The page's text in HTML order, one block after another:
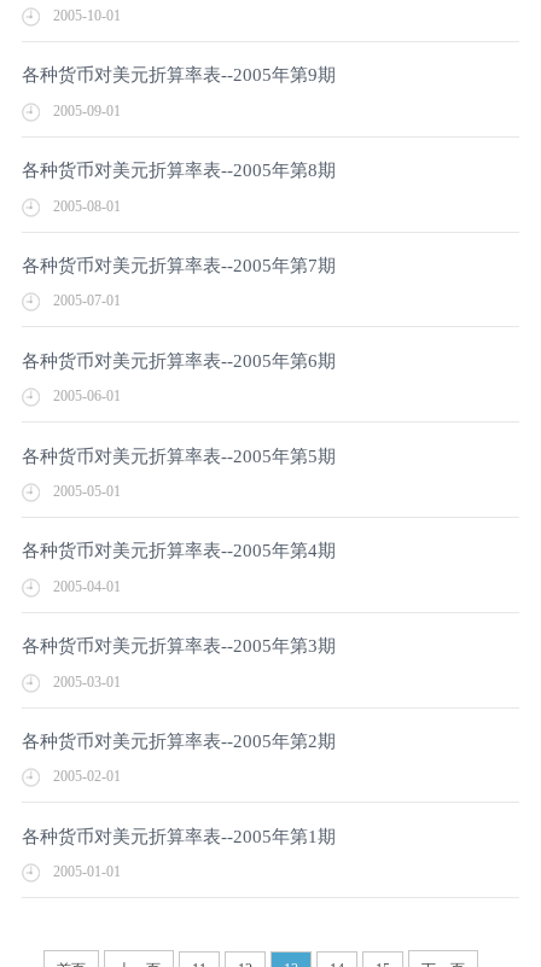
2005-10-01
各种货币对美元折算率表--2005年第9期
2005-09-01
各种货币对美元折算率表--2005年第8期
2005-08-01
各种货币对美元折算率表--2005年第7期
2005-07-01
各种货币对美元折算率表--2005年第6期
2005-06-01
各种货币对美元折算率表--2005年第5期
2005-05-01
各种货币对美元折算率表--2005年第4期
2005-04-01
各种货币对美元折算率表--2005年第3期
2005-03-01
各种货币对美元折算率表--2005年第2期
2005-02-01
各种货币对美元折算率表--2005年第1期
2005-01-01